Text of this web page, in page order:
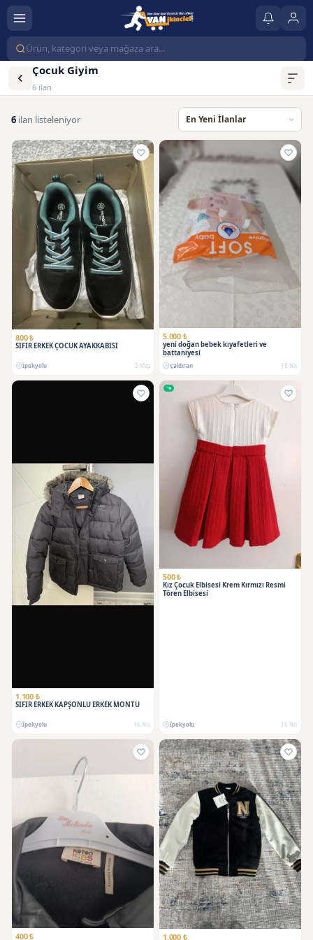
Çocuk Giyim
6 ilan
6 ilan listeleniyor
800 ₺
SIFIR ERKEK ÇOCUK AYAKKABISI
İpekyolu 2 May
5.000 ₺
yeni doğan bebek kıyafetleri ve
battaniyesi
Çaldıran 18 Nis
1.100 ₺
SIFIR ERKEK KAPŞONLU ERKEK MONTU
İpekyolu 16 Nis
500 ₺
Kız Çocuk Elbisesi Krem Kırmızı Resmi
Tören Elbisesi
İpekyolu 16 Nis
400 ₺ 1.000 ₺